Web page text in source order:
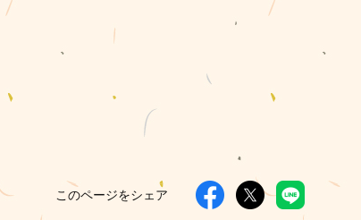
このページをシェア